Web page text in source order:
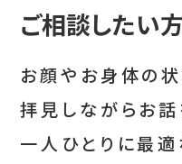
ご相談したい
お顔やお身体の
拝見しながらお話
一人ひとりに最